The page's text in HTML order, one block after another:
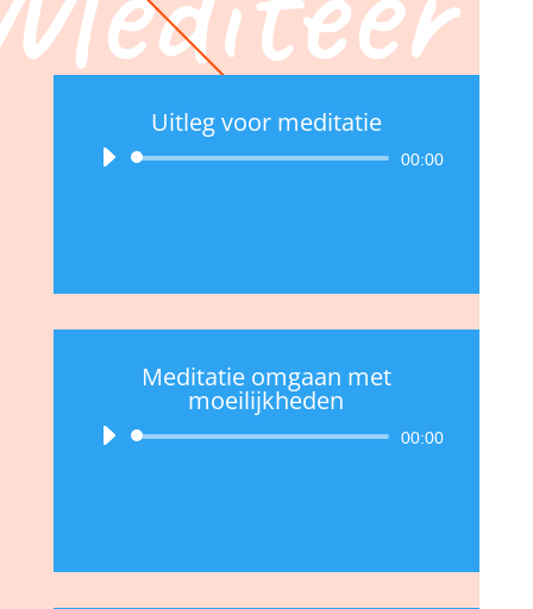
Uitleg voor meditatie
Audiospeler 00:00
Meditatie omgaan met
moeilijkheden
Audiospeler 00:00